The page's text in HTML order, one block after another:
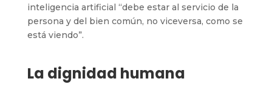
inteligencia artificial “debe estar al servicio de la
persona y del bien común, no viceversa, como se
está viendo”.
La dignidad humana